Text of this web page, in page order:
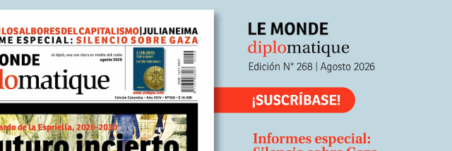
pasado, el presidente ruso Vladimir Putin marcó su preferencia por uno de los
Al calificarlo como “un hombre brillante y lleno de talento”, lo convirtió en “el gran